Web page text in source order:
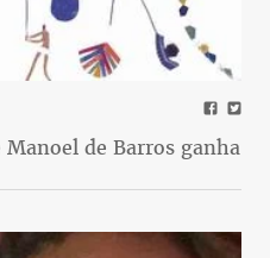
de Barros ganha